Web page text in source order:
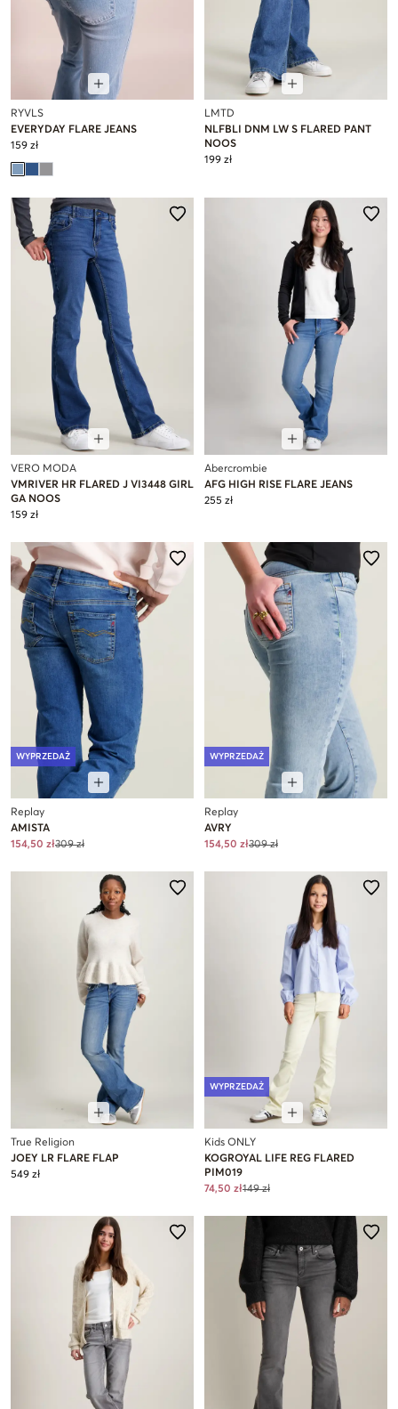
RYVLS
EVERYDAY FLARE JEANS
159 zł
LMTD
NLFBLI DNM LW S FLARED PANT
NOOS
199 zł
VERO MODA
VMRIVER HR FLARED J VI3448 GIRL
GA NOOS
159 zł
Abercrombie
AFG HIGH RISE FLARE JEANS
255 zł
WYPRZEDAŻ
Replay
AMISTA
154,50 zł309 zł
WYPRZEDAŻ
Replay
AVRY
154,50 zł309 zł
True Religion
JOEY LR FLARE FLAP
549 zł
WYPRZEDAŻ
Kids ONLY
KOGROYAL LIFE REG FLARED
PIM019
74,50 zł149 zł